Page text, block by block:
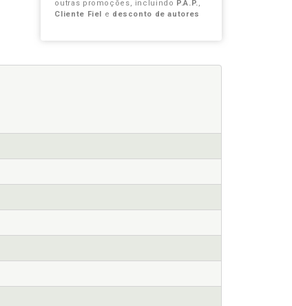
outras promoções, incluindo P.A.P.,
Cliente Fiel
e desconto de autores